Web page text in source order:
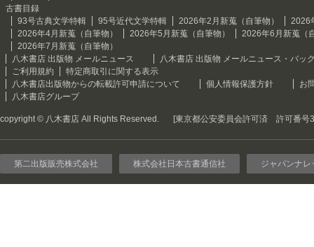
古書目録
93号古典文学特輯
95号近代文学特輯 2026年2月新蒐（自筆物）
2026
2026年4月新蒐（自筆物）
2026年5月新蒐（自筆物）
2026年6月新蒐（
2026年7月新蒐（自筆物）
八木書店 出版物 メールニュース
八木書店 出版物 メールニュース・バッ
ご利用規約
特定商取引に関する表示
八木書店出版物からの転載許可申請について
個人情報保護方針
お
八木書店グループ
copyright © 八木書店 All Rights Reserved. [東京都公安委員会許可済 許可番号
第二出版販売株式会社 株式会社日本古書通信社 ジャパンナレ